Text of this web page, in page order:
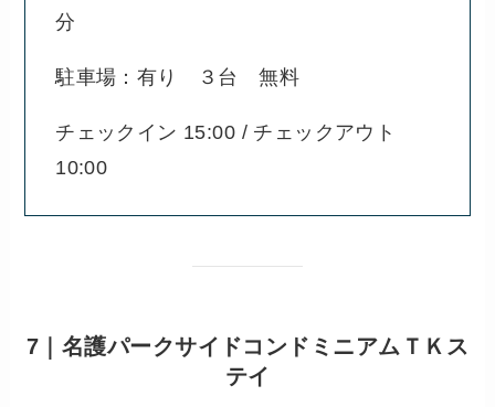
分
駐車場：有り ３台 無料
チェックイン 15:00 / チェックアウト
10:00
7｜名護パークサイドコンドミニアムＴＫス
テイ